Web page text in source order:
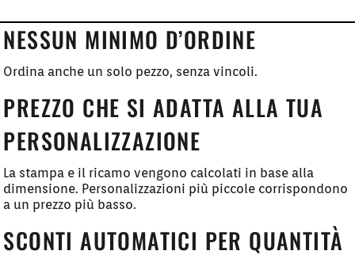
NESSUN MINIMO D’ORDINE
Ordina anche un solo pezzo, senza vincoli.
PREZZO CHE SI ADATTA ALLA TUA
PERSONALIZZAZIONE
La stampa e il ricamo vengono calcolati in base alla
dimensione. Personalizzazioni più piccole corrispondono
a un prezzo più basso.
SCONTI AUTOMATICI PER QUANTITÀ